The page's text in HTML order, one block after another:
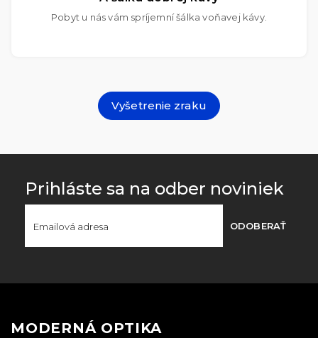
Pobyt u nás vám spríjemní šálka voňavej kávy.
Vyšetrenie zraku
Prihláste sa na odber noviniek
ODOBERAŤ
MODERNÁ OPTIKA